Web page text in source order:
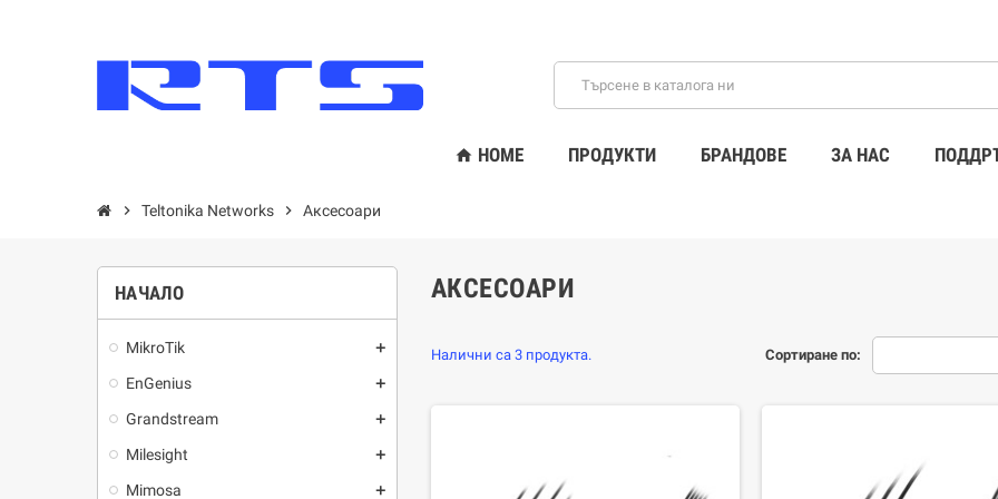
home HOME ПРОДУКТИ БРАНДОВЕ ЗА НАС
chevron_right Teltonika Networks chevron_right Аксесоари
НАЧАЛО
MikroTik add
EnGenius add
Grandstream add
Milesight add
Mimosa add
АКСЕСОАРИ
Сортиране по:
Налични са 3 продукта.